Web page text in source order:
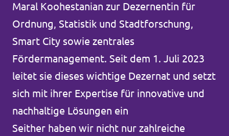
Leichte Sprache
Jobs bei Volt Hessen
Maral Koohestanian zur Dezernentin für
Ordnung, Statistik und Stadtforschung,
Smart City sowie zentrales
Fördermanagement. Seit dem 1. Juli 2023
leitet sie dieses wichtige Dezernat und setzt
sich mit ihrer Expertise für innovative und
nachhaltige Lösungen ein​
Seither haben wir nicht nur zahlreiche